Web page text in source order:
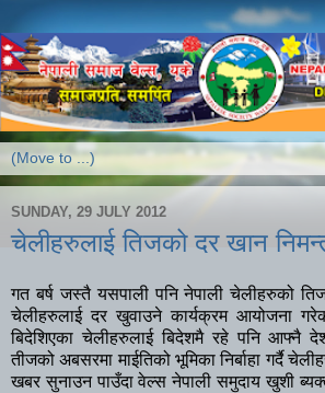
SUNDAY, 29 JULY 2012
चेलीहरुलाई तिजको दर खान
गत बर्ष जस्तै यसपाली पनि नेपाली चेलीहरुको
चेलीहरुलाई दर खुवाउने कार्यक्रम आयोजना
बिदेशिएका चेलीहरुलाई बिदेशमै रहे पनि आफ्नै
तीजको अबसरमा माईतिको भूमिका निर्बाहा गर्दै
खबर सुनाउन पाउँदा वेल्स नेपाली समुदाय खुशी